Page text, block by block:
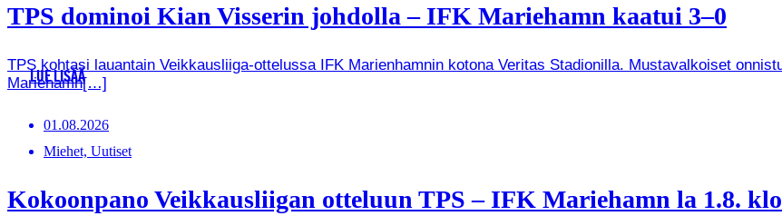
TPS dominoi Kian Visserin johdolla – IFK Mariehamn kaatui 3–0
TPS kohtasi lauantain Veikkausliiga-ottelussa IFK Marienhamnin kotona Veritas Stadionilla. Mustavalkoiset
Mariehamn[…]
LUE LISÄÄ
01.08.2026
Miehet, Uutiset
Kokoonpano Veikkausliigan otteluun TPS – IFK Mariehamn la 1.8. klo